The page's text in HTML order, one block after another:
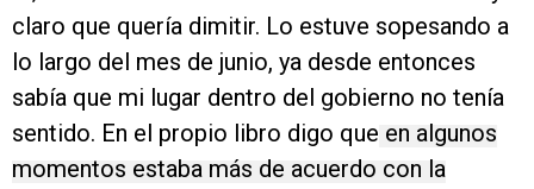
claro que quería dimitir. Lo estuve sopesando a
lo largo del mes de junio, ya desde entonces
sabía que mi lugar dentro del gobierno no tenía
sentido. En el propio libro digo que en algunos
momentos estaba más de acuerdo con la